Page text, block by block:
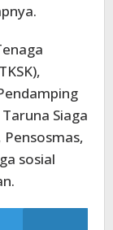
Siaga
sosial